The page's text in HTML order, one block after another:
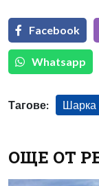
Facebook
Whatsapp
Тагове: Шарка
ОЩЕ ОТ